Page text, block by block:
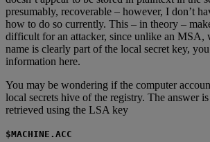
presumably, recoverable – however, I don’t
how to do so currently. This – in theory –
difficult for an attacker, since unlike an MSA,
name is clearly part of the local secret key,
information here.
You may be wondering if the computer
local secrets hive of the registry. The answer
retrieved using the LSA key
$MACHINE.ACC